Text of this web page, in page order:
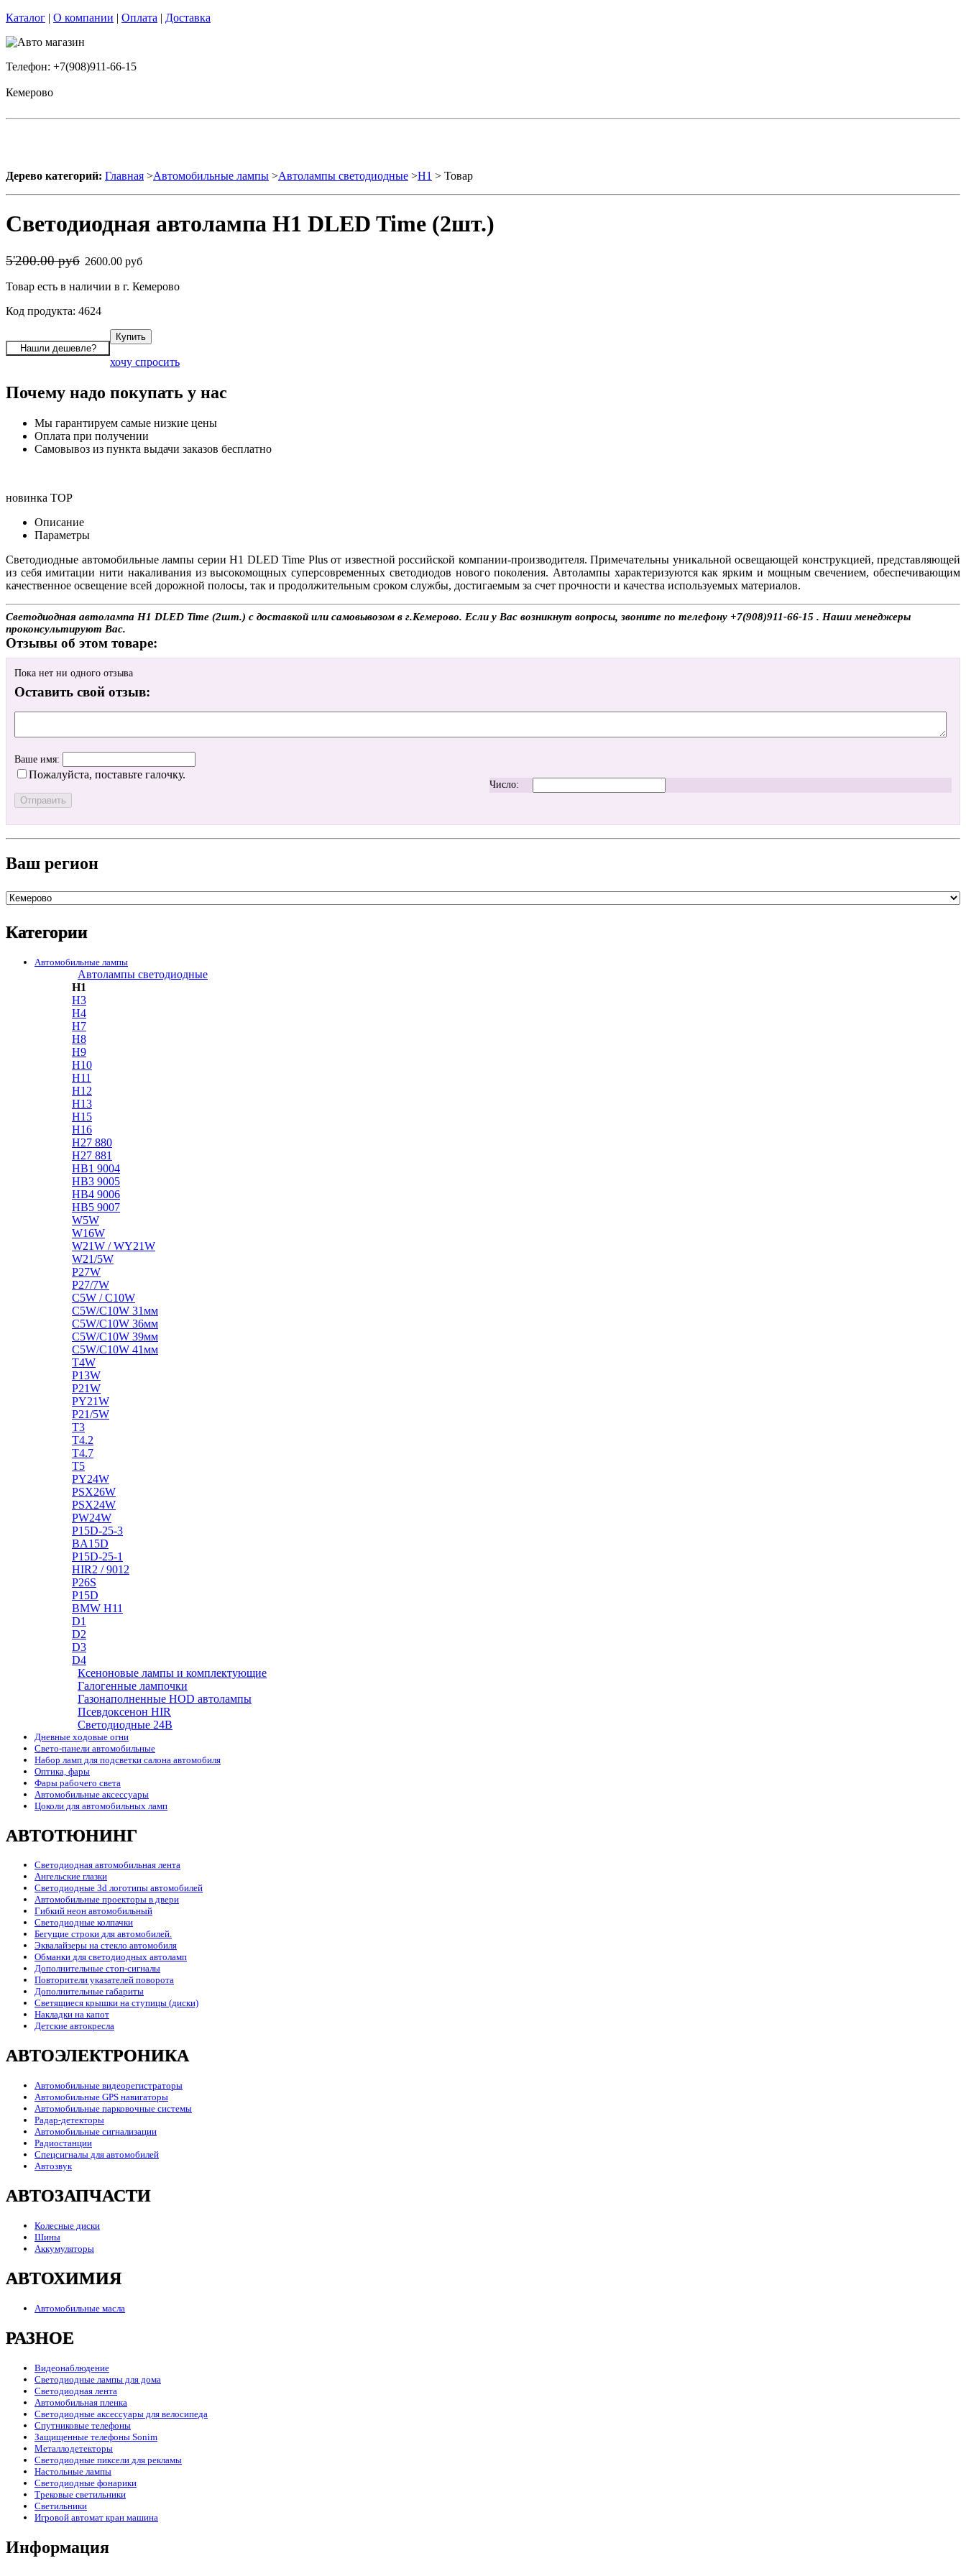
Каталог | О компании | Оплата | Доставка
Телефон: +7(908)911-66-15
Кемерово
Дерево категорий: Главная >Автомобильные лампы >Автолампы светодиодные >H1 > Товар
Светодиодная автолампа H1 DLED Time (2шт.)
5'200.00 руб 2600.00 руб
Товар есть в наличии в г. Кемерово
Код продукта: 4624
хочу спросить
Почему надо покупать у нас
Мы гарантируем самые низкие цены
Оплата при получении
Самовывоз из пункта выдачи заказов бесплатно
новинка TOP
Описание
Параметры
Светодиодные автомобильные лампы серии H1 DLED Time Plus от известной российской компании-производителя. Примечательны уникальной освещающей конструкцией, представляющей
из себя имитации нити накаливания из высокомощных суперсовременных светодиодов нового поколения. Автолампы характеризуются как ярким и мощным свечением, обеспечивающим
качественное освещение всей дорожной полосы, так и продолжительным сроком службы, достигаемым за счет прочности и качества используемых материалов.
Светодиодная автолампа H1 DLED Time (2шт.) с доставкой или самовывозом в г.Кемерово. Если у Вас возникнут вопросы, звоните по телефону +7(908)911-66-15 . Наши менеджеры
проконсультируют Вас.
Отзывы об этом товаре:
Пока нет ни одного отзыва
Оставить свой отзыв:
Ваше имя:
Пожалуйста, поставьте галочку.
Число:
Ваш регион
Категории
Автомобильные лампы
Автолампы светодиодные
H1
H3
H4
H7
H8
H9
H10
H11
H12
H13
H15
H16
H27 880
H27 881
HB1 9004
HB3 9005
HB4 9006
HB5 9007
W5W
W16W
W21W / WY21W
W21/5W
P27W
P27/7W
C5W / C10W
C5W/C10W 31мм
C5W/C10W 36мм
C5W/C10W 39мм
C5W/C10W 41мм
T4W
P13W
P21W
PY21W
P21/5W
T3
T4.2
T4.7
T5
PY24W
PSX26W
PSX24W
PW24W
P15D-25-3
BA15D
P15D-25-1
HIR2 / 9012
P26S
P15D
BMW H11
D1
D2
D3
D4
Ксеноновые лампы и комплектующие
Галогенные лампочки
Газонаполненные HOD автолампы
Псевдоксенон HIR
Cветодиодные 24B
Дневные ходовые огни
Свето-панели автомобильные
Набор ламп для подсветки салона автомобиля
Оптика, фары
Фары рабочего света
Автомобильные аксессуары
Цоколи для автомобильных ламп
АВТОТЮНИНГ
Светодиодная автомобильная лента
Ангельские глазки
Светодиодные 3d логотипы автомобилей
Автомобильные проекторы в двери
Гибкий неон автомобильный
Светодиодные колпачки
Бегущие строки для автомобилей.
Эквалайзеры на стекло автомобиля
Обманки для светодиодных автоламп
Дополнительные стоп-сигналы
Повторители указателей поворота
Дополнительные габариты
Светящиеся крышки на ступицы (диски)
Накладки на капот
Детские автокресла
АВТОЭЛЕКТРОНИКА
Автомобильные видеорегистраторы
Автомобильные GPS навигаторы
Автомобильные парковочные системы
Радар-детекторы
Автомобильные сигнализации
Радиостанции
Спецсигналы для автомобилей
Автозвук
АВТОЗАПЧАСТИ
Колесные диски
Шины
Аккумуляторы
АВТОХИМИЯ
Автомобильные масла
РАЗНОЕ
Видеонаблюдение
Светодиодные лампы для дома
Светодиодная лента
Автомобильная пленка
Светодиодные аксессуары для велосипеда
Спутниковые телефоны
Защищенные телефоны Sonim
Металлодетекторы
Светодиодные пиксели для рекламы
Настольные лампы
Светодиодные фонарики
Трековые светильники
Светильники
Игровой автомат кран машина
Информация